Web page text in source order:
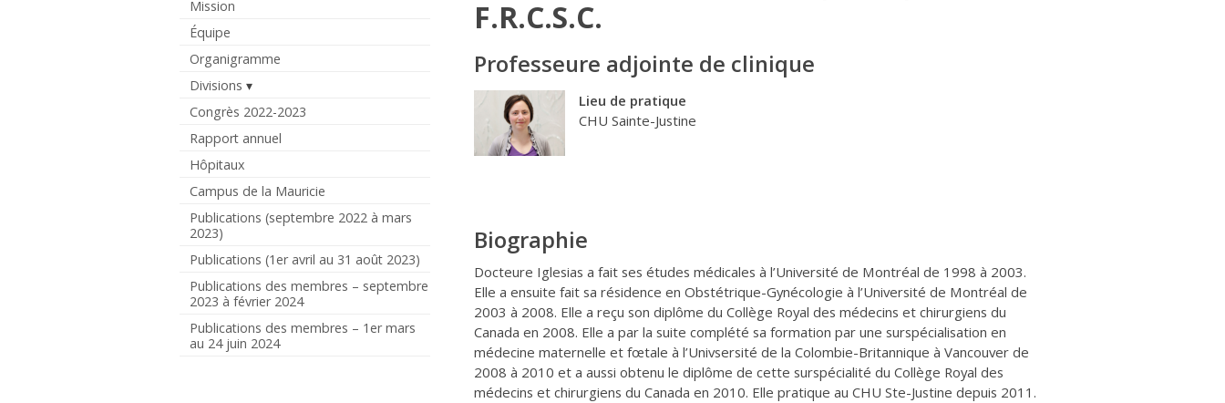
Mission
Équipe
Organigramme
Divisions
Congrès 2022-2023
Rapport annuel
Hôpitaux
Campus de la Mauricie
Publications (septembre 2022 à mars
2023)
Publications (1er avril au 31 août 2023)
Publications des membres – septembre
2023 à février 2024
Publications des membres – 1er mars
au 24 juin 2024
F.R.C.S.C.
Professeure adjointe de clinique
Lieu de pratique
CHU Sainte-Justine
Biographie
Docteure Iglesias a fait ses études médicales à l’Université de Montréal de 1998 à 2003.
Elle a ensuite fait sa résidence en Obstétrique-Gynécologie à l’Université de Montréal de
2003 à 2008. Elle a reçu son diplôme du Collège Royal des médecins et chirurgiens du
Canada en 2008. Elle a par la suite complété sa formation par une surspécialisation en
médecine maternelle et fœtale à l’Univsersité de la Colombie-Britannique à Vancouver de
2008 à 2010 et a aussi obtenu le diplôme de cette surspécialité du Collège Royal des
médecins et chirurgiens du Canada en 2010. Elle pratique au CHU Ste-Justine depuis 2011.